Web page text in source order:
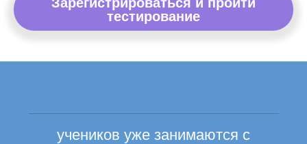
тестирование
учеников уже занимаются с